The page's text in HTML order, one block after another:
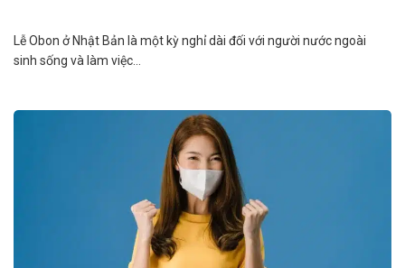
Lễ Obon ở Nhật Bản là một kỳ nghỉ dài đối với người nước ngoài
sinh sống và làm việc...